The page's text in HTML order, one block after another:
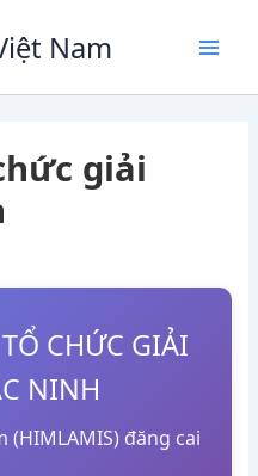
Nam
giải
CHỨC GIẢI
NINH
(HIMLAMIS) đăng cai